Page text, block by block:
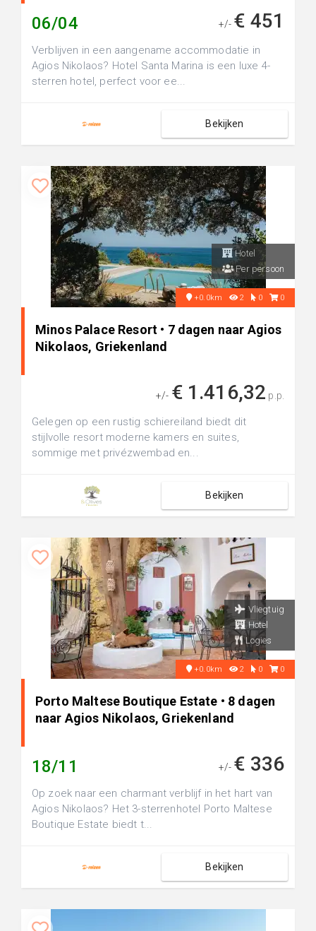
06/04 +/- € 451
Verblijven in een aangename accommodatie in
Agios Nikolaos? Hotel Santa Marina is een luxe 4-
sterren hotel, perfect voor ee...
Bekijken
Hotel
Per persoon
+0.0km 2 0 0
Minos Palace Resort • 7 dagen naar Agios
Nikolaos, Griekenland
+/- € 1.416,32 p.p.
Gelegen op een rustig schiereiland biedt dit
stijlvolle resort moderne kamers en suites,
sommige met privézwembad en...
Bekijken
Vliegtuig
Hotel
Logies
+0.0km 2 0 0
Porto Maltese Boutique Estate • 8 dagen
naar Agios Nikolaos, Griekenland
18/11 +/- € 336
Op zoek naar een charmant verblijf in het hart van
Agios Nikolaos? Het 3-sterrenhotel Porto Maltese
Boutique Estate biedt t...
Bekijken